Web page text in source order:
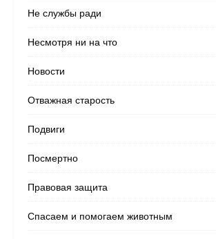
Не службы ради
Несмотря ни на что
Новости
Отважная старость
Подвиги
Посмертно
Правовая защита
Спасаем и помогаем животным